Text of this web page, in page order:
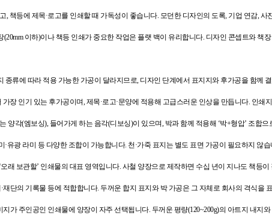
책등에 제목·로고를 인쇄할 때 가독성이 좋습니다. 모던한 디자인의 도록, 기업 연감,
이하)이나 책등 인쇄가 중요한 작업은 플랫 백이 유리합니다. 디자인 콘셉트와 책
종류에 따라 적용 가능한 가공이 달라지므로, 디자인 단계에서 표지지와 후가공을 함께
장 인기 있는 후가공이며, 제목·로고·문양에 적용해 고급스러운 인상을 만듭니다. 인
각(엠보싱), 들어가게 하는 음각(디보싱)이 있으며, 박과 함께 적용해 ‘박+형압’ 조합
유광 라미 등 다양한 조합이 가능합니다. 천·가죽 표지는 별도 표면 가공이 필요하지 않습
래 보관할’ 인쇄물의 대표 영역입니다. 사철 양장으로 제작하면 수십 년이 지나도 책등
단의 기록물 등에 적합합니다. 두꺼운 합지 표지와 박 가공은 그 자체로 회사의 격식을
가 주인공인 인쇄물에 양장이 자주 선택됩니다. 두꺼운 평량(120~200g)의 아트지 내지